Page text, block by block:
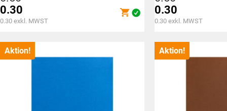
Preis
war:
0.30
Aktueller
ist:
CHF0.30.
0.30 exkl. MWST
Preis
war:
0.30
Aktueller
ist:
CHF0.30.
0.30 exkl. MWST
Aktion! Aktion!